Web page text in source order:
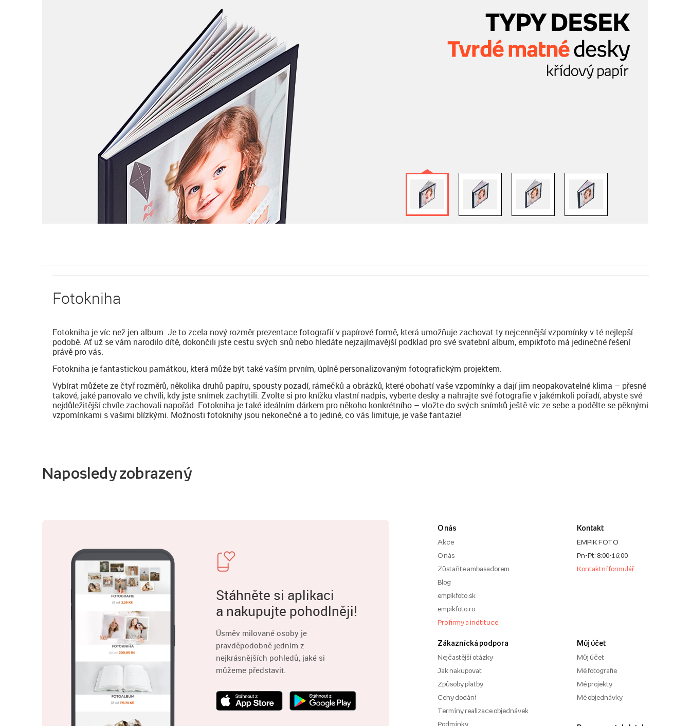
Fotokniha
Fotokniha je víc než jen album. Je to zcela nový rozměr prezentace fotografií v papírové formě, která umožňuje zachovat ty nejcennější vzpomínky v té nejlepší
podobě. Ať už se vám narodilo dítě, dokončili jste cestu svých snů nebo hledáte nejzajímavější podklad pro své svatební album, empikfoto má jedinečné řešení
právě pro vás.
Fotokniha je fantastickou památkou, která může být také vaším prvním, úplně personalizovaným fotografickým projektem.
Vybírat můžete ze čtyř rozměrů, několika druhů papíru, spousty pozadí, rámečků a obrázků, které obohatí vaše vzpomínky a dají jim neopakovatelné klima – přesné
takové, jaké panovalo ve chvíli, kdy jste snímek zachytili. Zvolte si pro knížku vlastní nadpis, vyberte desky a nahrajte své fotografie v jakémkoli pořadí, abyste své
nejdůležitější chvíle zachovali napořád. Fotokniha je také ideálním dárkem pro někoho konkrétního – vložte do svých snímků ještě víc ze sebe a podělte se pěknými
vzpomínkami s vašimi blízkými. Možnosti fotoknihy jsou nekonečné a to jediné, co vás limituje, je vaše fantazie!
Naposledy zobrazený
Stáhněte si aplikaci
a nakupujte pohodlněji!
Úsměv milované osoby je
pravděpodobně jedním z
nejkrásnějších pohledů, jaké si
můžeme představit.
O nás
Akce
O nás
Zůstaňte ambasadorem
Blog
empikfoto.sk
empikfoto.ro
Pro firmy a indtituce
Zákaznícká podpora
Nejčastější otázky
Jak nakupovat
Způsoby platby
Ceny dodání
Termíny realizace objednávek
Podmínky
Kontakt
EMPIK FOTO
Pn-Pt: 8:00-16:00
Kontaktní formulář
Můj účet
Můj účet
Mé fotografie
Mé projekty
Mé objednávky